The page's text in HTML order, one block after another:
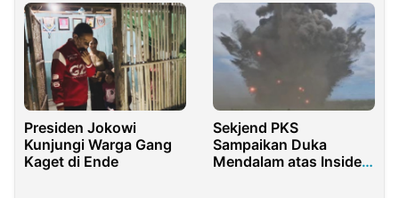
Presiden Jokowi
Kunjungi Warga Gang
Kaget di Ende
Sekjend PKS
Sampaikan Duka
Mendalam atas Insiden